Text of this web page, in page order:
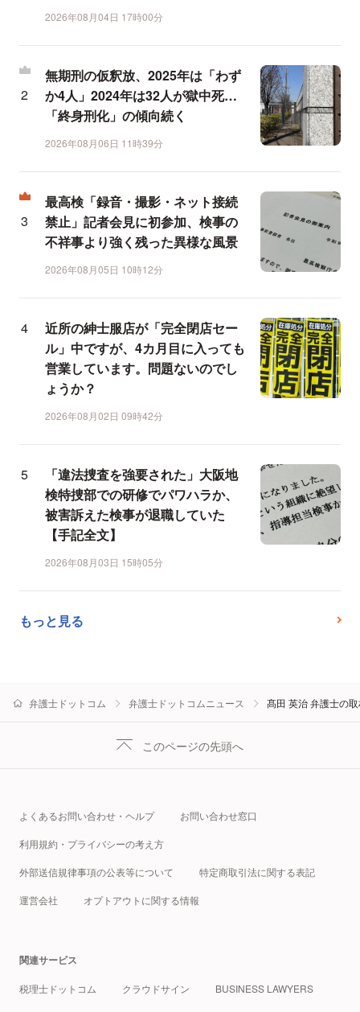
2026年08月04日 17時00分
無期刑の仮釈放、2025年は「わず
か4人」2024年は32人が獄中死…
「終身刑化」の傾向続く
2026年08月06日 11時39分
最高検「録音・撮影・ネット接続
禁止」記者会見に初参加、検事の
不祥事より強く残った異様な風景
2026年08月05日 10時12分
近所の紳士服店が「完全閉店セー
ル」中ですが、4カ月目に入っても
営業しています。問題ないのでし
ょうか？
2026年08月02日 09時42分
「違法捜査を強要された」大阪地
検特捜部での研修でパワハラか、
被害訴えた検事が退職していた
【手記全文】
2026年08月03日 15時05分
もっと見る
弁護士ドットコム 弁護士ドットコムニュース 髙田 英治 弁護士の
このページの先頭へ
よくあるお問い合わせ・ヘルプ お問い合わせ窓口
利用規約・プライバシーの考え方
外部送信規律事項の公表等について 特定商取引法に関する表記
運営会社 オプトアウトに関する情報
関連サービス
税理士ドットコム クラウドサイン BUSINESS LAWYERS